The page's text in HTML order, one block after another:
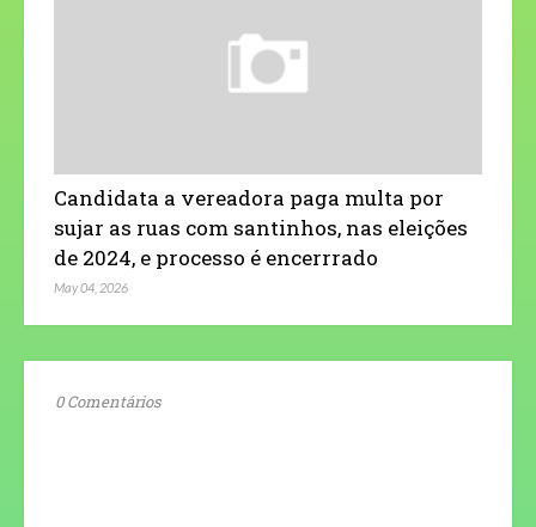
Candidata a vereadora paga multa por
sujar as ruas com santinhos, nas eleições
de 2024, e processo é encerrrado
May 04, 2026
0 Comentários